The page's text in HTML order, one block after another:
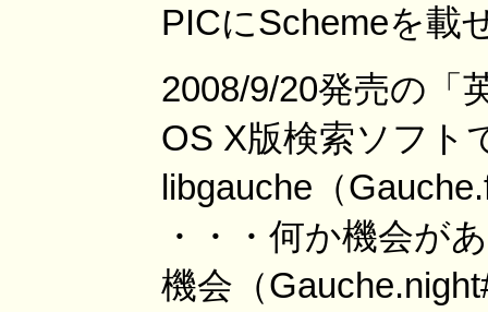
PICにSchemeを載
2008/9/20発売の「
OS X版検索ソフト
libgauche（
・・・何か機会が
機会（